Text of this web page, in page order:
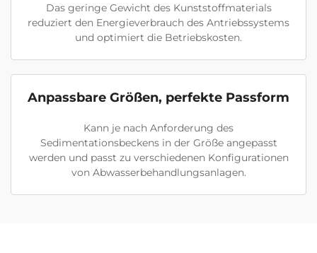
Das geringe Gewicht des Kunststoffmaterials
reduziert den Energieverbrauch des Antriebssystems
und optimiert die Betriebskosten.
Anpassbare Größen, perfekte Passform
Kann je nach Anforderung des
Sedimentationsbeckens in der Größe angepasst
werden und passt zu verschiedenen Konfigurationen
von Abwasserbehandlungsanlagen.